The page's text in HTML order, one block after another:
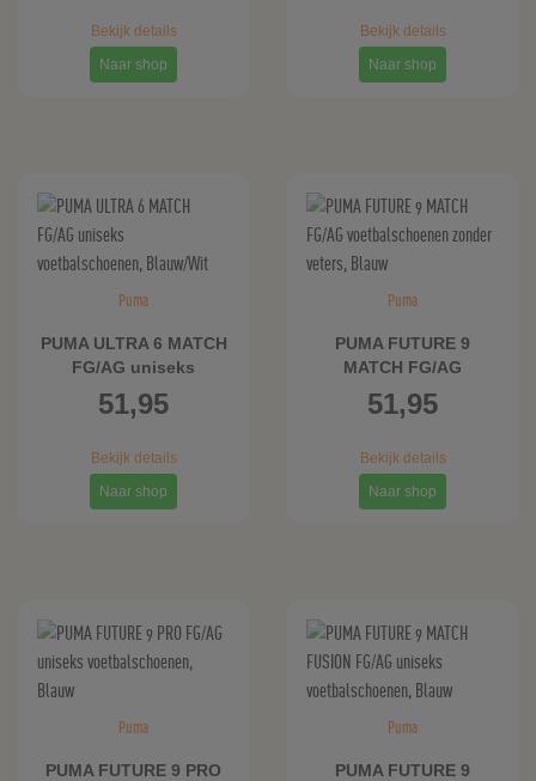
Bekijk details
Naar shop
Bekijk details
Naar shop
Puma
PUMA ULTRA 6 MATCH
FG/AG uniseks
voetbalschoenen,
Blauw/Wit
51,95
Bekijk details
Naar shop
Puma
PUMA FUTURE 9
MATCH FG/AG
voetbalschoenen
zonder veters, Blauw
51,95
Bekijk details
Naar shop
Puma
PUMA FUTURE 9 PRO
Puma
PUMA FUTURE 9